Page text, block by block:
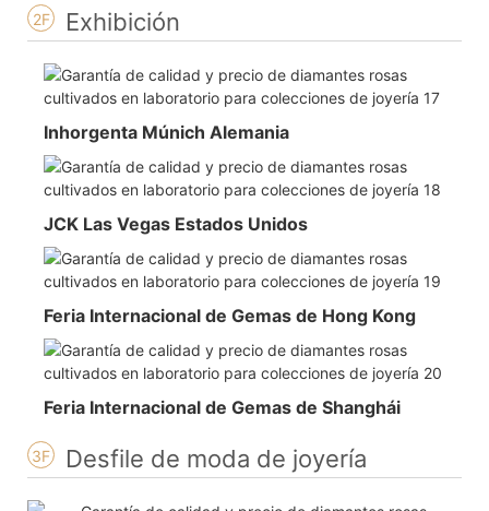
2F Exhibición
Inhorgenta Múnich Alemania
JCK Las Vegas Estados Unidos
Feria Internacional de Gemas de Hong Kong
Feria Internacional de Gemas de Shanghái
3F Desfile de moda de joyería